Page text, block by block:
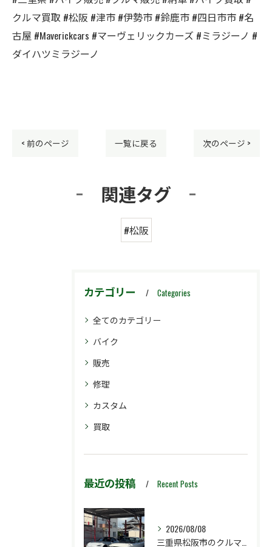
クルマ買取 #松阪 #津市 #伊勢市 #鈴鹿市 #四日市市 #名
古屋 #Maverickcars #マーヴェリックカーズ #ミラジーノ #
ダイハツミラジーノ
< 前のページ 一覧に戻る 次のページ >
関連タグ
#松阪
カテゴリー Categories
全てのカテゴリー
バイク
販売
修理
カスタム
買取
最近の投稿 Recent Posts
2026/08/08